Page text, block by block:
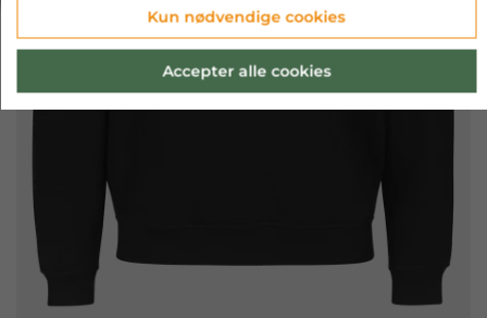
Kun nødvendige cookies
Accepter alle cookies